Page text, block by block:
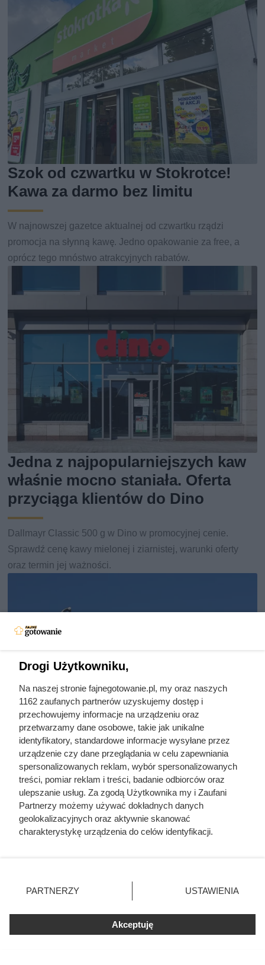
Szok od czwartku w Stokrotce!
Kawa za darmo bez limitu
W najnowszej gazetce aktualnej od czwartku rządzi
promocja na słynną kawę. Jedno opakowanie za free, a
oprócz tego mnóstwo atrakcyjnych rabatów.
Jedna z najpopularniejszych kaw
właśnie mocno staniała. Oferta
przyciąga klientów do Dino
Dallmayr Classic 500 g w Dino w promocyjnej cenie.
Sprawdź cenę kawy mielonej i ziarnistej, warunki oferty
oraz termin jej ważności.
Biedronka przeceniła kultową
kawę o prawie 40 zł. Klienci
ruszyli do sklepów
Miłośnicy kawy ruszyli do Biedronki po Tchibo Exclusive.
inne okazje z gazetki.
Drogi Użytkowniku,
Na naszej stronie fajnegotowanie.pl, my oraz naszych
1162 zaufanych partnerów uzyskujemy dostęp i
przechowujemy informacje na urządzeniu oraz
przetwarzamy dane osobowe, takie jak unikalne
identyfikatory, standardowe informacje wysyłane przez
urządzenie czy dane przeglądania w celu zapewniania
spersonalizowanych reklam, wybór spersonalizowanych
treści, pomiar reklam i treści, badanie odbiorców oraz
ulepszanie usług. Za zgodą Użytkownika my i Zaufani
Partnerzy możemy używać dokładnych danych
geolokalizacyjnych oraz aktywnie skanować
charakterystykę urządzenia do celów identyfikacji.
zmienić/wycofać klikając przycisk ustawień prywatności
znajdujący się w lewym dolnym rogu strony
rodzaje przetwarzania danych nie wymagają zgody
użytkownika, ale masz prawo sprzeciwić się takiemu
przetwarzaniu. Preferencje będą miały zastosowania tylko
PARTNERZY USTAWIENIA
Akceptuję